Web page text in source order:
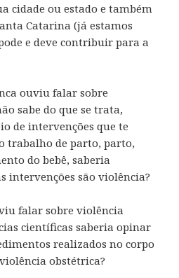
cidade ou estado e também
Catarina (já estamos
e deve contribuir para a
ouviu falar sobre
sabe do que se trata,
de intervenções que te
trabalho de parto, parto,
do bebê, saberia
intervenções são violência?
falar sobre violência
científicas saberia opinar
realizados no corpo
obstétrica?